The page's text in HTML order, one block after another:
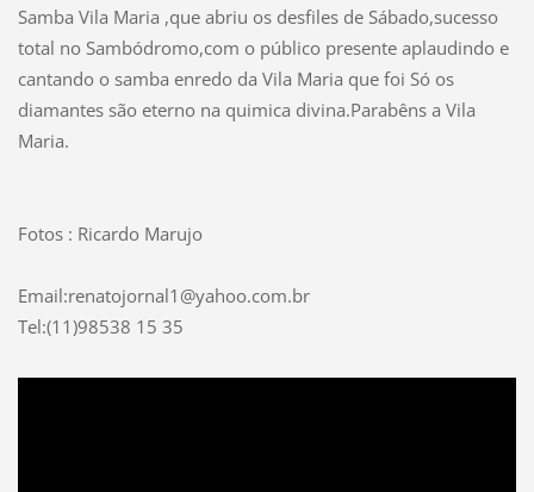
Samba Vila Maria ,que abriu os desfiles de Sábado,sucesso
total no Sambódromo,com o público presente aplaudindo e
cantando o samba enredo da Vila Maria que foi Só os
diamantes são eterno na quimica divina.Parabêns a Vila
Maria.
Fotos : Ricardo Marujo
Email:renatojornal1@yahoo.com.br
Tel:(11)98538 15 35